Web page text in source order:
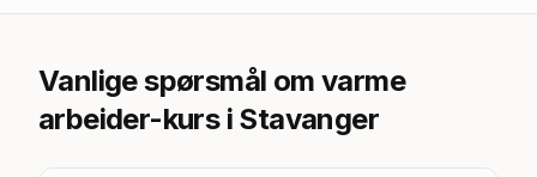
Vanlige spørsmål om varme
arbeider-kurs i Stavanger